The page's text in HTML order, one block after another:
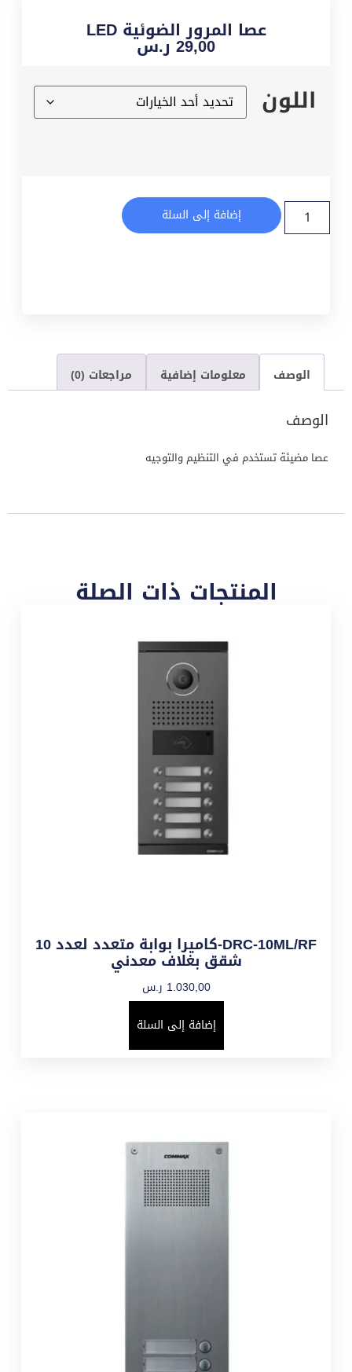
عصا المرور الضوئية LED
29,00 ر.س
اللون
إضافة إلى السلة
الوصف معلومات إضافية مراجعات (0)
الوصف
عصا مضيئة تستخدم في التنظيم والتوجيه
المنتجات ذات الصلة
DRC-10ML/RF-كاميرا بوابة متعدد لعدد 10
شقق بغلاف معدني
1.030,00 ر.س
إضافة إلى السلة